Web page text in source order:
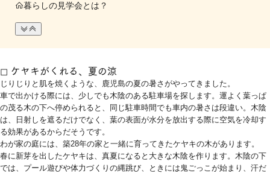
暮らしの見学会とは？
◻︎ ケヤキがくれる、夏の涼
じりじりと肌を焼くような、鹿児島の夏の暑さがやってきました。
車で出かける際には、少しでも木陰のある駐車場を探します。運よく葉っぱ
の茂る木の下へ停められると、同じ駐車時間でも車内の暑さは段違い。木陰
は、日射しを遮るだけでなく、葉の表面が水分を放出する際に空気を冷却す
る効果があるからだそうです。
わが家の庭には、築28年の家と一緒に育ってきたケヤキの木があります。
春に新芽を出したケヤキは、真夏になると大きな木陰を作ります。木陰の下
では、プール遊びや体力づくりの縄跳び、ときには鬼ごっこが始まり、汗だ